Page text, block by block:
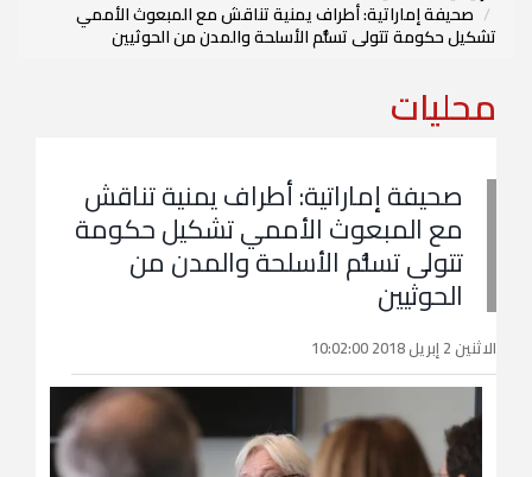
صحيفة إماراتية: أطراف يمنية تناقش مع المبعوث الأممي
تشكيل حكومة تتولى تسلُّم الأسلحة والمدن من الحوثيين
محليات
صحيفة إماراتية: أطراف يمنية تناقش
مع المبعوث الأممي تشكيل حكومة
تتولى تسلُّم الأسلحة والمدن من
الحوثيين
الاثنين 2 إبريل 2018 10:02:00